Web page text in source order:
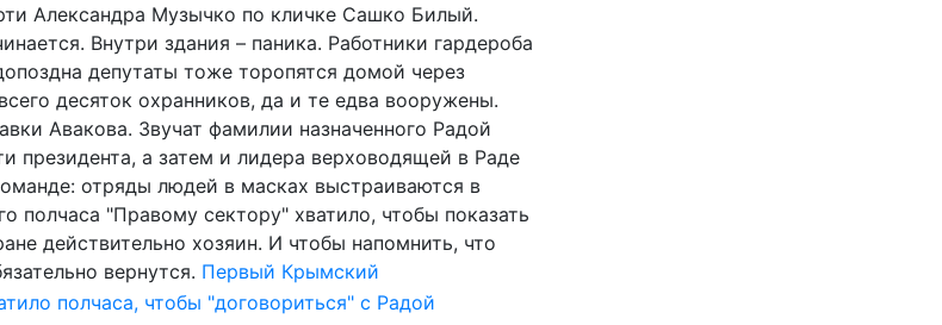
Александра Музычко по кличке Сашко Билый.
Внутри здания – паника. Работники гардероба
депутаты тоже торопятся домой через
десяток охранников, да и те едва вооружены.
Авакова. Звучат фамилии назначенного Радой
президента, а затем и лидера верховодящей в Раде
отряды людей в масках выстраиваются в
полчаса "Правому сектору" хватило, чтобы показать
действительно хозяин. И чтобы напомнить, что
вернутся. Первый Крымский